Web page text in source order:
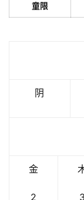
童限
阴
金
2 3